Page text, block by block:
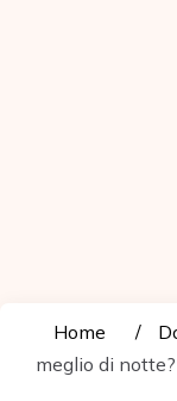
Home
meglio di notte?